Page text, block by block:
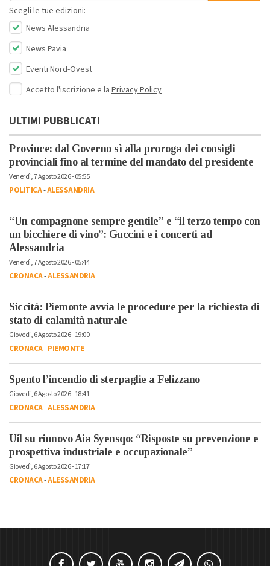
Scegli le tue edizioni:
News Alessandria
News Pavia
Eventi Nord-Ovest
Accetto l'iscrizione e la Privacy Policy
ULTIMI PUBBLICATI
Province: dal Governo sì alla proroga dei consigli
provinciali fino al termine del mandato del presidente
Venerdì, 7 Agosto 2026 - 05:55
POLITICA-ALESSANDRIA
“Un compagnone sempre gentile” e “il terzo tempo con
un bicchiere di vino”: Guccini e i concerti ad
Alessandria
Venerdì, 7 Agosto 2026 - 05:44
CRONACA-ALESSANDRIA
Siccità: Piemonte avvia le procedure per la richiesta di
stato di calamità naturale
Giovedì, 6 Agosto 2026 - 19:00
CRONACA-PIEMONTE
Spento l’incendio di sterpaglie a Felizzano
Giovedì, 6 Agosto 2026 - 18:41
CRONACA-ALESSANDRIA
Uil su rinnovo Aia Syensqo: “Risposte su prevenzione e
prospettiva industriale e occupazionale”
Giovedì, 6 Agosto 2026 - 17:17
CRONACA-ALESSANDRIA